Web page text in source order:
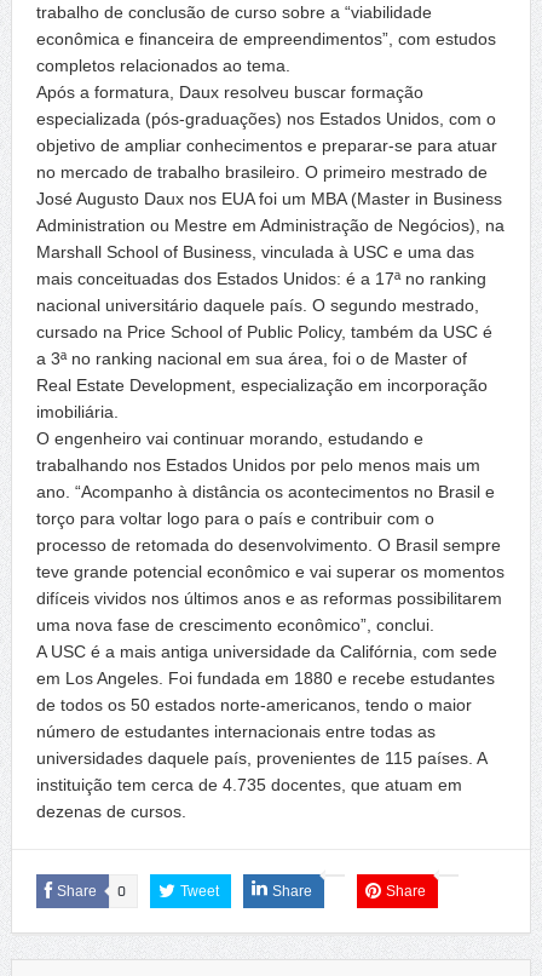
trabalho de conclusão de curso sobre a “viabilidade
econômica e financeira de empreendimentos”, com estudos
completos relacionados ao tema.
Após a formatura, Daux resolveu buscar formação
especializada (pós-graduações) nos Estados Unidos, com o
objetivo de ampliar conhecimentos e preparar-se para atuar
no mercado de trabalho brasileiro. O primeiro mestrado de
José Augusto Daux nos EUA foi um MBA (Master in Business
Administration ou Mestre em Administração de Negócios), na
Marshall School of Business, vinculada à USC e uma das
mais conceituadas dos Estados Unidos: é a 17ª no ranking
nacional universitário daquele país. O segundo mestrado,
cursado na Price School of Public Policy, também da USC é
a 3ª no ranking nacional em sua área, foi o de Master of
Real Estate Development, especialização em incorporação
imobiliária.
O engenheiro vai continuar morando, estudando e
trabalhando nos Estados Unidos por pelo menos mais um
ano. “Acompanho à distância os acontecimentos no Brasil e
torço para voltar logo para o país e contribuir com o
processo de retomada do desenvolvimento. O Brasil sempre
teve grande potencial econômico e vai superar os momentos
difíceis vividos nos últimos anos e as reformas possibilitarem
uma nova fase de crescimento econômico”, conclui.
A USC é a mais antiga universidade da Califórnia, com sede
em Los Angeles. Foi fundada em 1880 e recebe estudantes
de todos os 50 estados norte-americanos, tendo o maior
número de estudantes internacionais entre todas as
universidades daquele país, provenientes de 115 países. A
instituição tem cerca de 4.735 docentes, que atuam em
dezenas de cursos.
Share 0 Tweet Share Share